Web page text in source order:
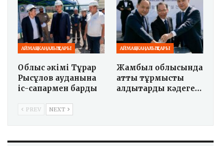
АЙМАҚ ЖАҢАЛЫҚТАРЫ
Облыс әкімі Тұрар
Рысқұлов ауданына
іс-сапармен барды
АЙМАҚ ЖАҢАЛЫҚТАРЫ
Жамбыл облысында
қатты тұрмыстық
қалдықтарды кәдеге…
PREV NEXT